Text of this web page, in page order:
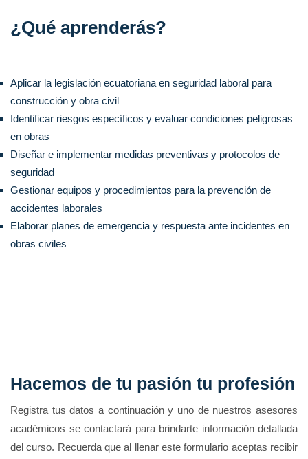
¿Qué aprenderás?
Aplicar la legislación ecuatoriana en seguridad laboral para
construcción y obra civil
Identificar riesgos específicos y evaluar condiciones peligrosas
en obras
Diseñar e implementar medidas preventivas y protocolos de
seguridad
Gestionar equipos y procedimientos para la prevención de
accidentes laborales
Elaborar planes de emergencia y respuesta ante incidentes en
obras civiles
Hacemos de tu pasión tu profesión
Registra tus datos a continuación y uno de nuestros asesores
académicos se contactará para brindarte información detallada
del curso. Recuerda que al llenar este formulario aceptas recibir